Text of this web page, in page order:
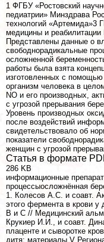
1 ФГБУ «Ростовский
педиатрии» Минздрава
технологий «Артемида»3
медицины и
Представлены данные о
свободнорадикальные
осложненной
работы была взята
изготовленных с помощью
организм человека в
NO и его производных,
с угрозой прерывания
Уровень производных
после воздействий
свидетельствовало об
показатели
женщин с угрозой
Статья в формате
286 KB
информационные
процессыосложнённая
1. Колесов А.С. и соавт.
этого фермента в крови у
В и С // Медицинский
Крукиер И.И., и соавт.
плаценте и сыворотке
дитя: материалы V